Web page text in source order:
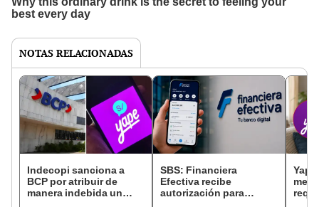
NOTAS RELACIONADAS
Indecopi sanciona a
BCP por atribuir de
manera indebida un
SBS: Financiera
Efectiva recibe
autorización para